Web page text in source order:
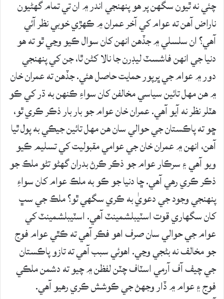
چئي نه ٿيون سگهن پر هو پنهنجي اندر ۾ ان تي تمام گهڻيون
ناراض آهن ته عوام کي آخر عمران ۾ ڪهڙي خوبي نظر آئي
آهي؟ ان سلسلي ۾ جڏهن انهن کان سوال ڪيو وڃي ٿو ته هو
دنيا جي انهن فاشسٽ ليڊرن جا نالا کڻن ٿا، جن کي پنهنجي
دور ۾ عوام جي ڀرپور حمايت حاصل هئي. جڏهن ته عمران خان
۾ هن مهل تائين سياسي مخالفن کان سواءِ ڪنهن به ڌر کي ڪو
هٽلر نظر نه آيو آهي. عمران خان عوام جو بار بار ذڪر ڪري ٿو،
ڇو ته پاڪستان جي حوالي سان هن مهل تائين جيڪي به پول ٿيا
آهن، انهن ۾ عمران خان جي عوامي مقبوليت کي تسليم ڪيو
ويو آهي ۽ سرڪار عوام جو ذڪر ڪرڻ بدران گهڻو تڻو ملڪ جو
ذڪر ڪري رهي آهي. ڇا دنيا جو ڪو به ملڪ عوام کان سواءِ
پنهنجي وجود جي دعويٰ به ڪري سگهي ٿو؟ ملڪ جي سڀ
کان سگهاري قوت اسٽيبلشمينٽ آهي. اسٽيبلشمينٽ کي
عوام جي حوالي سان صرف اهو فڪر آهي ته ڪٿي عوام فوج
جو مخالف نه بڻجي وڃي. اهوئي سبب آهي ته تازو پاڪستان
جي چيف آف آرمي اسٽاف چٽن لفظن ۾ چيو ته دشمن ملڪي
فوج ۽ عوام ۾ ڏار وجهڻ جي ڪوشش ڪري رهيو آهي.